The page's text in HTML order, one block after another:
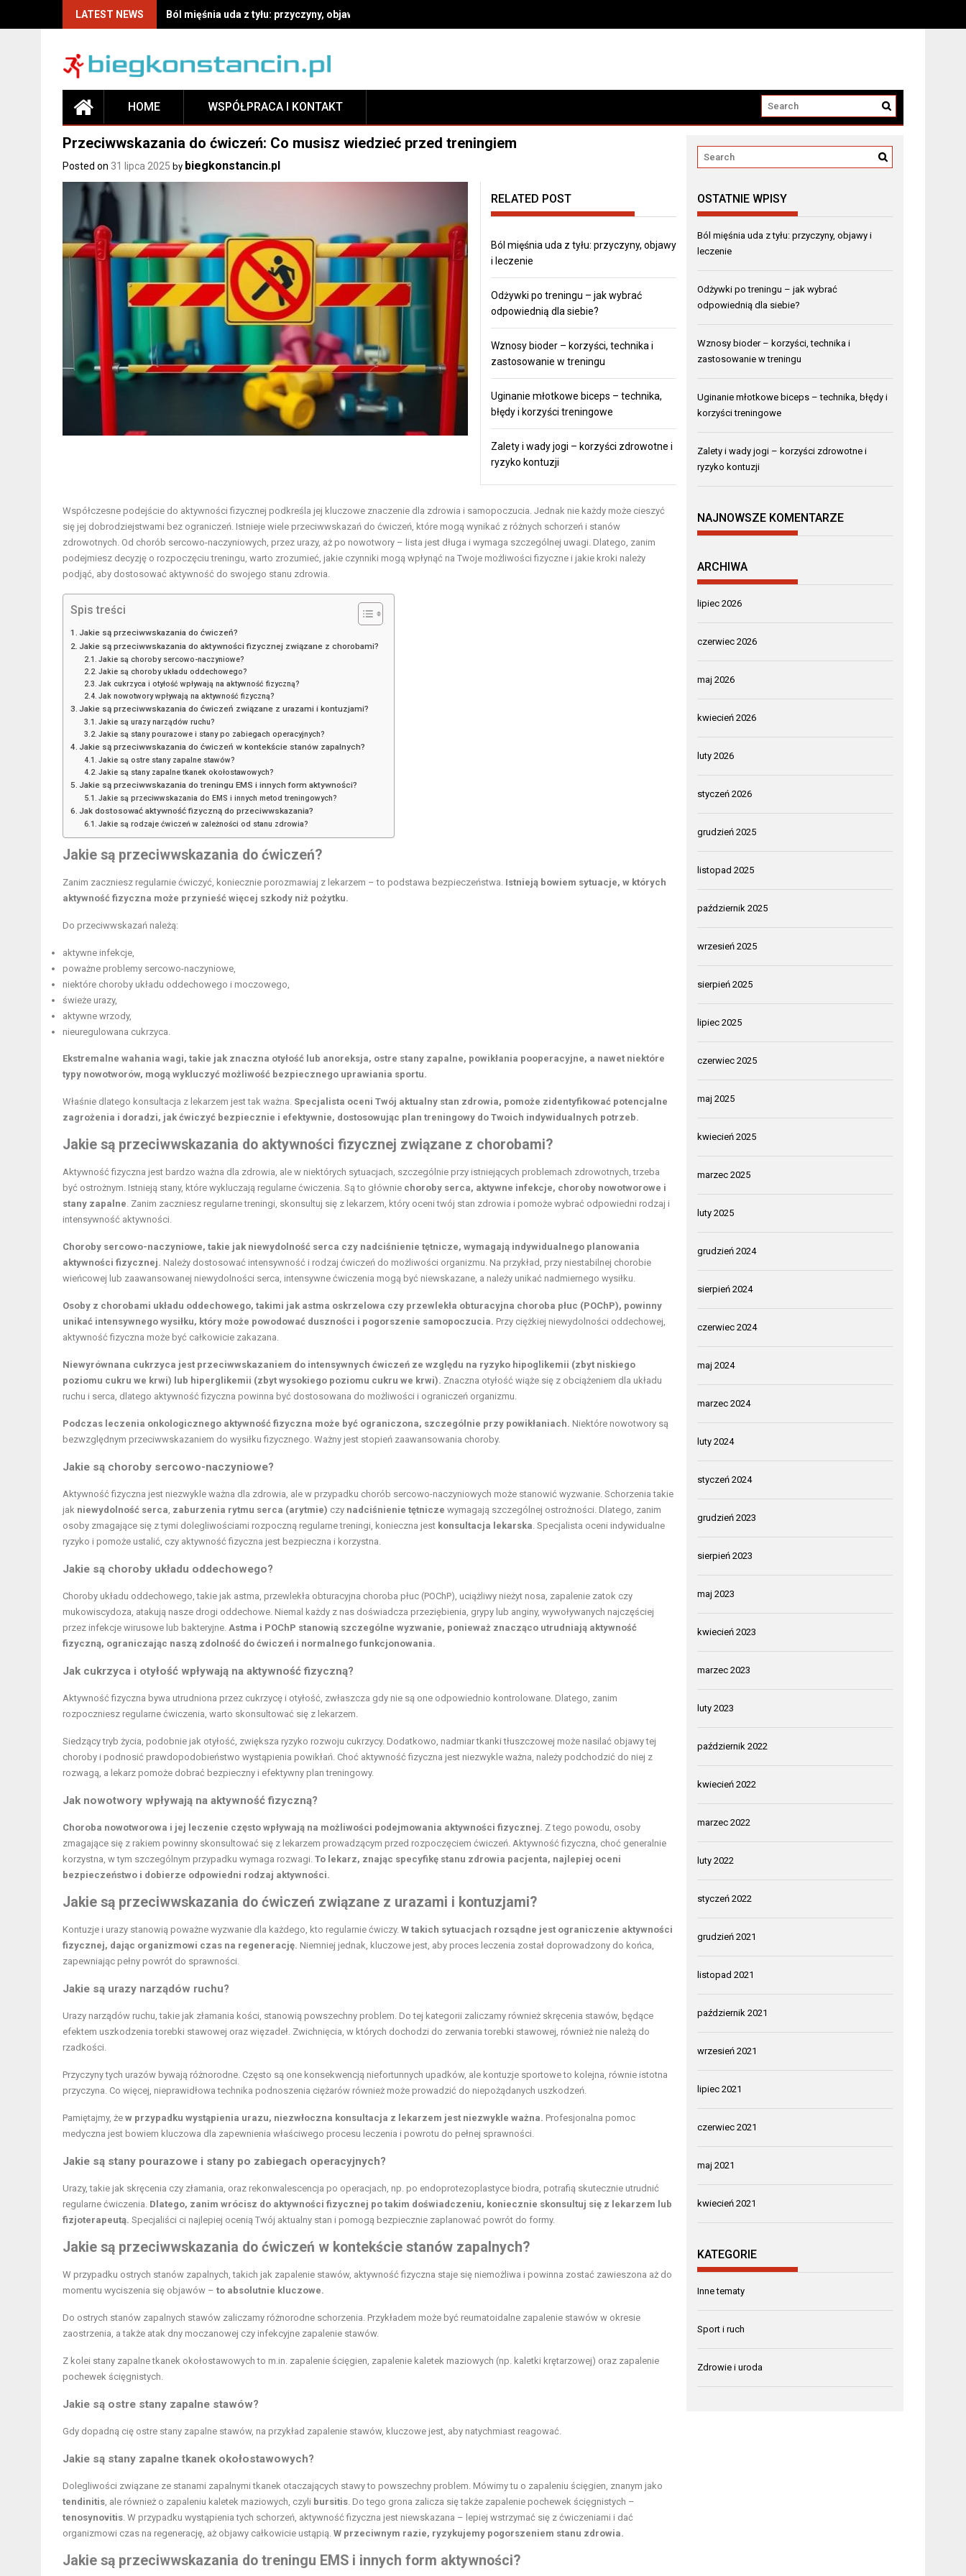
LATEST NEWS Odżywki po treningu – jak wybrać odpowiednią dla siebie?
HOME WSPÓŁPRACA I KONTAKT
Przeciwwskazania do ćwiczeń: Co musisz wiedzieć przed treningiem
Posted on 31 lipca 2025 by biegkonstancin.pl
RELATED POST
Ból mięśnia uda z tyłu: przyczyny, objawy
i leczenie
Odżywki po treningu – jak wybrać
odpowiednią dla siebie?
Wznosy bioder – korzyści, technika i
zastosowanie w treningu
Uginanie młotkowe biceps – technika,
błędy i korzyści treningowe
Zalety i wady jogi – korzyści zdrowotne i
ryzyko kontuzji
Współczesne podejście do aktywności fizycznej podkreśla jej kluczowe znaczenie dla zdrowia i samopoczucia. Jednak nie każdy może cieszyć
się jej dobrodziejstwami bez ograniczeń. Istnieje wiele przeciwwskazań do ćwiczeń, które mogą wynikać z różnych schorzeń i stanów
zdrowotnych. Od chorób sercowo-naczyniowych, przez urazy, aż po nowotwory – lista jest długa i wymaga szczególnej uwagi. Dlatego, zanim
podejmiesz decyzję o rozpoczęciu treningu, warto zrozumieć, jakie czynniki mogą wpłynąć na Twoje możliwości fizyczne i jakie kroki należy
podjąć, aby dostosować aktywność do swojego stanu zdrowia.
Spis treści
Jakie są przeciwwskazania do ćwiczeń?
Jakie są przeciwwskazania do aktywności fizycznej związane z chorobami?
Jakie są choroby sercowo-naczyniowe?
Jakie są choroby układu oddechowego?
Jak cukrzyca i otyłość wpływają na aktywność fizyczną?
Jak nowotwory wpływają na aktywność fizyczną?
Jakie są przeciwwskazania do ćwiczeń związane z urazami i kontuzjami?
Jakie są urazy narządów ruchu?
Jakie są stany pourazowe i stany po zabiegach operacyjnych?
Jakie są przeciwwskazania do ćwiczeń w kontekście stanów zapalnych?
Jakie są ostre stany zapalne stawów?
Jakie są stany zapalne tkanek okołostawowych?
Jakie są przeciwwskazania do treningu EMS i innych form aktywności?
Jakie są przeciwwskazania do EMS i innych metod treningowych?
Jak dostosować aktywność fizyczną do przeciwwskazania?
Jakie są rodzaje ćwiczeń w zależności od stanu zdrowia?
Jakie są przeciwwskazania do ćwiczeń?
Zanim zaczniesz regularnie ćwiczyć, koniecznie porozmawiaj z lekarzem – to podstawa bezpieczeństwa. Istnieją bowiem sytuacje, w których
aktywność fizyczna może przynieść więcej szkody niż pożytku.
Do przeciwwskazań należą:
aktywne infekcje,
poważne problemy sercowo-naczyniowe,
niektóre choroby układu oddechowego i moczowego,
świeże urazy,
aktywne wrzody,
nieuregulowana cukrzyca.
Ekstremalne wahania wagi, takie jak znaczna otyłość lub anoreksja, ostre stany zapalne, powikłania pooperacyjne, a nawet niektóre
typy nowotworów, mogą wykluczyć możliwość bezpiecznego uprawiania sportu.
Właśnie dlatego konsultacja z lekarzem jest tak ważna. Specjalista oceni Twój aktualny stan zdrowia, pomoże zidentyfikować potencjalne
zagrożenia i doradzi, jak ćwiczyć bezpiecznie i efektywnie, dostosowując plan treningowy do Twoich indywidualnych potrzeb.
Jakie są przeciwwskazania do aktywności fizycznej związane z chorobami?
Aktywność fizyczna jest bardzo ważna dla zdrowia, ale w niektórych sytuacjach, szczególnie przy istniejących problemach zdrowotnych, trzeba
być ostrożnym. Istnieją stany, które wykluczają regularne ćwiczenia. Są to głównie choroby serca, aktywne infekcje, choroby nowotworowe i
stany zapalne . Zanim zaczniesz regularne treningi, skonsultuj się z lekarzem, który oceni twój stan zdrowia i pomoże wybrać odpowiedni rodzaj i
intensywność aktywności.
Choroby sercowo-naczyniowe, takie jak niewydolność serca czy nadciśnienie tętnicze, wymagają indywidualnego planowania
aktywności fizycznej. Należy dostosować intensywność i rodzaj ćwiczeń do możliwości organizmu. Na przykład, przy niestabilnej chorobie
wieńcowej lub zaawansowanej niewydolności serca, intensywne ćwiczenia mogą być niewskazane, a należy unikać nadmiernego wysiłku.
Osoby z chorobami układu oddechowego, takimi jak astma oskrzelowa czy przewlekła obturacyjna choroba płuc (POChP), powinny
unikać intensywnego wysiłku, który może powodować duszności i pogorszenie samopoczucia. Przy ciężkiej niewydolności oddechowej,
aktywność fizyczna może być całkowicie zakazana.
Niewyrównana cukrzyca jest przeciwwskazaniem do intensywnych ćwiczeń ze względu na ryzyko hipoglikemii (zbyt niskiego
poziomu cukru we krwi) lub hiperglikemii (zbyt wysokiego poziomu cukru we krwi). Znaczna otyłość wiąże się z obciążeniem dla układu
ruchu i serca, dlatego aktywność fizyczna powinna być dostosowana do możliwości i ograniczeń organizmu.
Podczas leczenia onkologicznego aktywność fizyczna może być ograniczona, szczególnie przy powikłaniach. Niektóre nowotwory są
bezwzględnym przeciwwskazaniem do wysiłku fizycznego. Ważny jest stopień zaawansowania choroby.
Jakie są choroby sercowo-naczyniowe?
Aktywność fizyczna jest niezwykle ważna dla zdrowia, ale w przypadku chorób sercowo-naczyniowych może stanowić wyzwanie. Schorzenia takie
jak niewydolność serca zaburzenia rytmu serca (arytmie) czy nadciśnienie tętnicze wymagają szczególnej ostrożności. Dlatego, zanim
osoby zmagające się z tymi dolegliwościami rozpoczną regularne treningi, konieczna jest konsultacja lekarska . Specjalista oceni indywidualne
ryzyko i pomoże ustalić, czy aktywność fizyczna jest bezpieczna i korzystna.
Jakie są choroby układu oddechowego?
Choroby układu oddechowego, takie jak astma, przewlekła obturacyjna choroba płuc (POChP), uciążliwy nieżyt nosa, zapalenie zatok czy
mukowiscydoza, atakują nasze drogi oddechowe. Niemal każdy z nas doświadcza przeziębienia, grypy lub anginy, wywoływanych najczęściej
przez infekcje wirusowe lub bakteryjne. Astma i POChP stanowią szczególne wyzwanie, ponieważ znacząco utrudniają aktywność
fizyczną, ograniczając naszą zdolność do ćwiczeń i normalnego funkcjonowania.
Jak cukrzyca i otyłość wpływają na aktywność fizyczną?
Aktywność fizyczna bywa utrudniona przez cukrzycę i otyłość, zwłaszcza gdy nie są one odpowiednio kontrolowane. Dlatego, zanim
rozpoczniesz regularne ćwiczenia, warto skonsultować się z lekarzem.
Siedzący tryb życia, podobnie jak otyłość, zwiększa ryzyko rozwoju cukrzycy. Dodatkowo, nadmiar tkanki tłuszczowej może nasilać objawy tej
choroby i podnosić prawdopodobieństwo wystąpienia powikłań. Choć aktywność fizyczna jest niezwykle ważna, należy podchodzić do niej z
rozwagą, a lekarz pomoże dobrać bezpieczny i efektywny plan treningowy.
Jak nowotwory wpływają na aktywność fizyczną?
Choroba nowotworowa i jej leczenie często wpływają na możliwości podejmowania aktywności fizycznej. Z tego powodu, osoby
zmagające się z rakiem powinny skonsultować się z lekarzem prowadzącym przed rozpoczęciem ćwiczeń. Aktywność fizyczna, choć generalnie
korzystna, w tym szczególnym przypadku wymaga rozwagi. To lekarz, znając specyfikę stanu zdrowia pacjenta, najlepiej oceni
bezpieczeństwo i dobierze odpowiedni rodzaj aktywności.
Jakie są przeciwwskazania do ćwiczeń związane z urazami i kontuzjami?
Kontuzje i urazy stanowią poważne wyzwanie dla każdego, kto regularnie ćwiczy. W takich sytuacjach rozsądne jest ograniczenie aktywności
fizycznej, dając organizmowi czas na regenerację. Niemniej jednak, kluczowe jest, aby proces leczenia został doprowadzony do końca,
zapewniając pełny powrót do sprawności.
Jakie są urazy narządów ruchu?
Urazy narządów ruchu, takie jak złamania kości, stanowią powszechny problem. Do tej kategorii zaliczamy również skręcenia stawów, będące
efektem uszkodzenia torebki stawowej oraz więzadeł. Zwichnięcia, w których dochodzi do zerwania torebki stawowej, również nie należą do
rzadkości.
Przyczyny tych urazów bywają różnorodne. Często są one konsekwencją niefortunnych upadków, ale kontuzje sportowe to kolejna, równie istotna
przyczyna. Co więcej, nieprawidłowatechnika podnoszenia ciężarów również może prowadzić do niepożądanych uszkodzeń.
Pamiętajmy, że w przypadku wystąpienia urazu, niezwłoczna konsultacja z lekarzem jest niezwykle ważna. Profesjonalna pomoc
medyczna jest bowiem kluczowa dla zapewnienia właściwego procesu leczenia i powrotu do pełnej sprawności.
Jakie są stany pourazowe i stany po zabiegach operacyjnych?
Urazy, takie jak skręcenia czy złamania, oraz rekonwalescencja po operacjach, np. po endoprotezoplastyce biodra, potrafią skutecznie utrudnić
regularne ćwiczenia. Dlatego, zanim wrócisz do aktywności fizycznej po takim doświadczeniu, koniecznie skonsultuj się z lekarzem lub
fizjoterapeutą. Specjaliści ci najlepiej ocenią Twój aktualny stan i pomogą bezpiecznie zaplanować powrót do formy.
Jakie są przeciwwskazania do ćwiczeń w kontekście stanów zapalnych?
W przypadku ostrych stanów zapalnych, takich jak zapalenie stawów, aktywność fizyczna staje się niemożliwa i powinna zostać zawieszona aż do
momentu wyciszenia się objawów – to absolutnie kluczowe.
Do ostrych stanów zapalnych stawów zaliczamy różnorodne schorzenia. Przykładem może być reumatoidalne zapalenie stawów w okresie
zaostrzenia, a także atak dny moczanowej czy infekcyjne zapalenie stawów.
Z kolei stany zapalne tkanek okołostawowych to m.in. zapalenie ścięgien, zapalenie kaletek maziowych (np. kaletki krętarzowej) oraz zapalenie
pochewek ścięgnistych.
Jakie są ostre stany zapalne stawów?
Gdy dopadną cię ostre stany zapalne stawów, na przykład zapalenie stawów, kluczowe jest, aby natychmiast reagować.
Jakie są stany zapalne tkanek okołostawowych?
Dolegliwości związane ze stanami zapalnymi tkanek otaczających stawy to powszechny problem. Mówimy tu o zapaleniu ścięgien, znanym jako
tendinitis , ale również o zapaleniu kaletek maziowych, czyli bursitis . Do tego grona zalicza się także zapalenie pochewek ścięgnistych –
tenosynovitis . W przypadku wystąpienia tych schorzeń, aktywność fizyczna jest niewskazana – lepiej wstrzymać się z ćwiczeniami i dać
organizmowi czas na regenerację, aż objawy całkowicie ustąpią. W przeciwnym razie, ryzykujemy pogorszeniem stanu zdrowia.
Jakie są przeciwwskazania do treningu EMS i innych form aktywności?
OSTATNIE WPISY
Ból mięśnia uda z tyłu: przyczyny, objawy i
leczenie
Odżywki po treningu – jak wybrać
odpowiednią dla siebie?
Wznosy bioder – korzyści, technika i
zastosowanie w treningu
Uginanie młotkowe biceps – technika, błędy i
korzyści treningowe
Zalety i wady jogi – korzyści zdrowotne i
ryzyko kontuzji
NAJNOWSZE KOMENTARZE
ARCHIWA
lipiec 2026
czerwiec 2026
maj 2026
kwiecień 2026
luty 2026
styczeń 2026
grudzień 2025
listopad 2025
październik 2025
wrzesień 2025
sierpień 2025
lipiec 2025
czerwiec 2025
maj 2025
kwiecień 2025
marzec 2025
luty 2025
grudzień 2024
sierpień 2024
czerwiec 2024
maj 2024
marzec 2024
luty 2024
styczeń 2024
grudzień 2023
sierpień 2023
maj 2023
kwiecień 2023
marzec 2023
luty 2023
październik 2022
kwiecień 2022
marzec 2022
luty 2022
styczeń 2022
grudzień 2021
listopad 2021
październik 2021
wrzesień 2021
lipiec 2021
czerwiec 2021
maj 2021
kwiecień 2021
KATEGORIE
Inne tematy
Sport i ruch
Zdrowie i uroda